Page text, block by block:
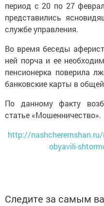
период с 20 по 27
представились
службе управления.
Во время беседы
ней порча и ее
пенсионерка поверила
банковские карты в
По данному факту
статье «Мошенничество».
http://
obyavili-
Следите за самым